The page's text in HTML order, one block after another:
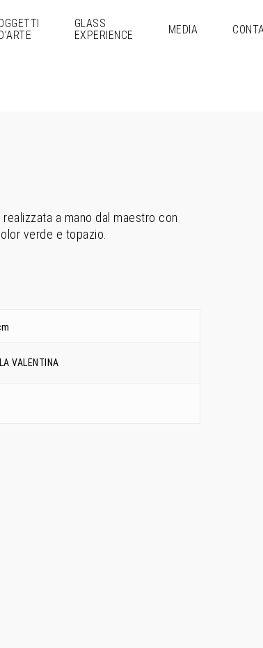
GLASS
EXPERIENCE
MEDIA
a mano dal maestro con
verde e topazio.
VALENTINA